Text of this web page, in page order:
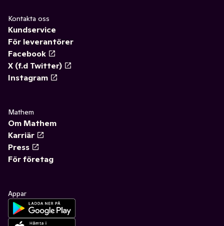
Kontakta oss
Kundservice
För leverantörer
Facebook
X (f.d Twitter)
Instagram
Mathem
Om Mathem
Karriär
Press
För företag
Appar